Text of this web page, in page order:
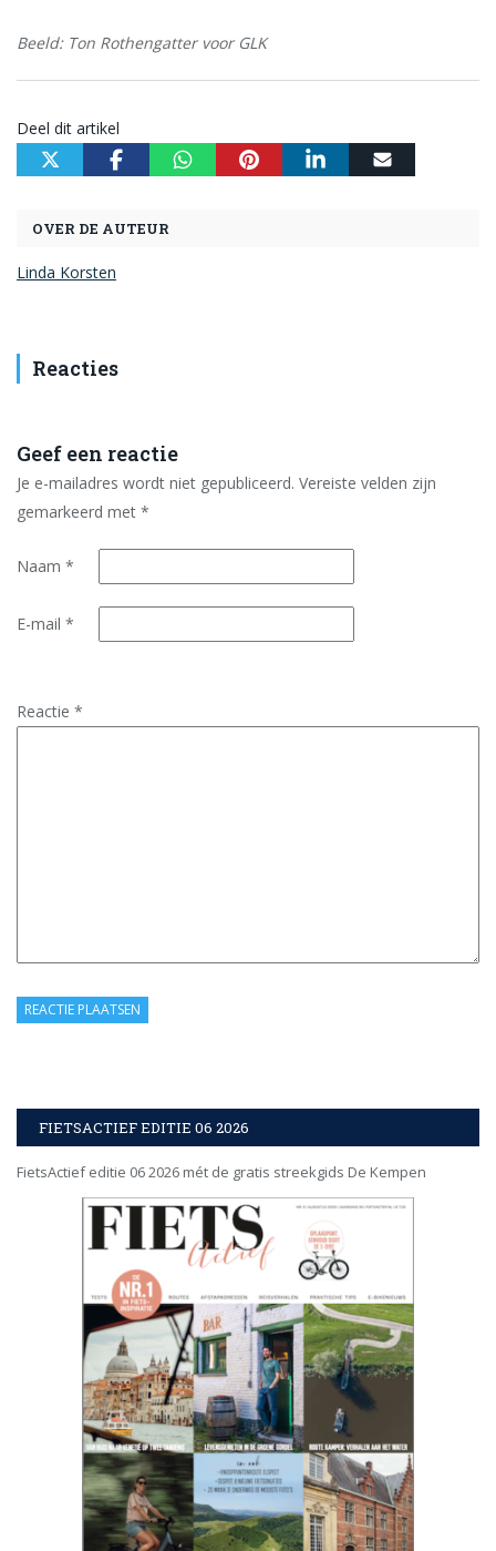
Beeld: Ton Rothengatter voor GLK
Deel dit artikel
OVER DE AUTEUR
Linda Korsten
Reacties
Geef een reactie
Je e-mailadres wordt niet gepubliceerd. Vereiste velden zijn
gemarkeerd met *
Naam *
E-mail *
Reactie *
FIETSACTIEF EDITIE 06 2026
FietsActief editie 06 2026 mét de gratis streekgids De Kempen